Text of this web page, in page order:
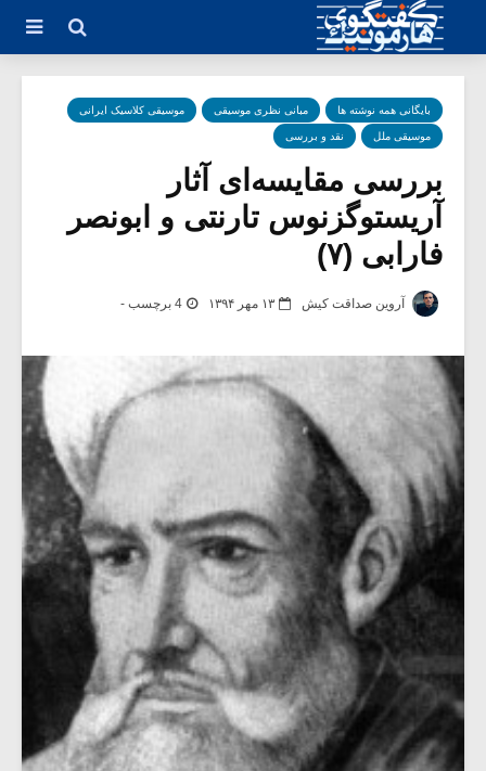
بایگانی همه نوشته ها مبانی نظری موسیقی موسیقی کلاسیک ایرانی
موسیقی ملل نقد و بررسی
بررسی مقایسه‌ای آثار
آریستوگزنوس تارنتی و ابونصر
فارابی (۷)
آروین صداقت کیش ۱۳ مهر ۱۳۹۴ 4 برچسب -